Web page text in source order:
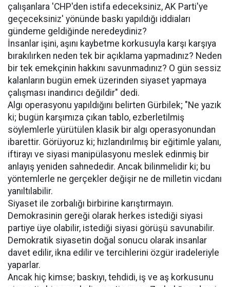
çalışanlara 'CHP'den istifa edeceksiniz, AK Parti'ye
geçeceksiniz' yönünde baskı yapıldığı iddiaları
gündeme geldiğinde neredeydiniz?
İnsanlar işini, aşını kaybetme korkusuyla karşı karşıya
bırakılırken neden tek bir açıklama yapmadınız? Neden
bir tek emekçinin hakkını savunmadınız? O gün sessiz
kalanların bugün emek üzerinden siyaset yapmaya
çalışması inandırıcı değildir" dedi.
Algı operasyonu yapıldığını belirten Gürbilek; "Ne yazık
ki; bugün karşımıza çıkan tablo, ezberletilmiş
söylemlerle yürütülen klasik bir algı operasyonundan
ibarettir. Görüyoruz ki; hızlandırılmış bir eğitimle yalanı,
iftirayı ve siyasi manipülasyonu meslek edinmiş bir
anlayış yeniden sahnededir. Ancak bilinmelidir ki; bu
yöntemlerle ne gerçekler değişir ne de milletin vicdanı
yanıltılabilir.
Siyaset ile zorbalığı birbirine karıştırmayın.
Demokrasinin gereği olarak herkes istediği siyasi
partiye üye olabilir, istediği siyasi görüşü savunabilir.
Demokratik siyasetin doğal sonucu olarak insanlar
davet edilir, ikna edilir ve tercihlerini özgür iradeleriyle
yaparlar.
Ancak hiç kimse; baskıyı, tehdidi, iş ve aş korkusunu